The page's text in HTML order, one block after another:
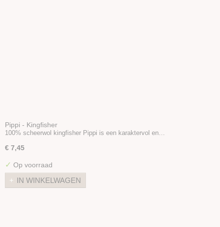
Pippi - Kingfisher
100% scheerwol kingfisher Pippi is een karaktervol en…
€ 7,45
✓ Op voorraad
IN WINKELWAGEN